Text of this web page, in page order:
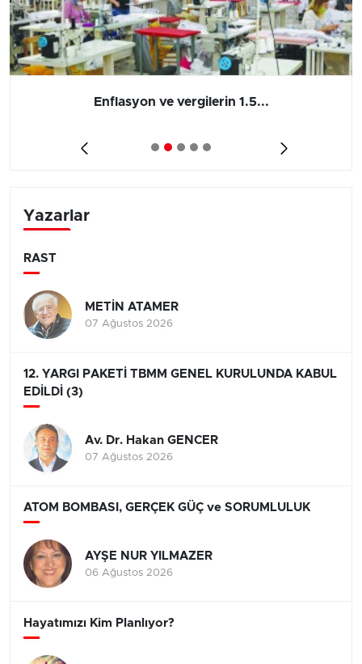
Enflasyon ve vergilerin 1.5...
Yazarlar
RAST
METİN ATAMER
07 Ağustos 2026
12. YARGI PAKETİ TBMM GENEL KURULUNDA KABUL
EDİLDİ (3)
Av. Dr. Hakan GENCER
07 Ağustos 2026
ATOM BOMBASI, GERÇEK GÜÇ ve SORUMLULUK
AYŞE NUR YILMAZER
06 Ağustos 2026
Hayatımızı Kim Planlıyor?